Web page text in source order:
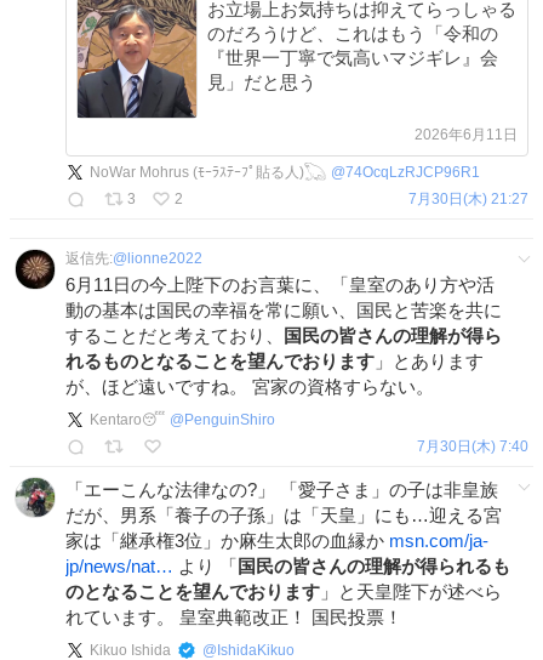
お立場上お気持ちは抑えてらっしゃる
のだろうけど、これはもう「令和の
『世界一丁寧で気高いマジギレ』会
見」だと思う
2026年6月11日
NoWar Mohrus (ﾓｰﾗｽﾃｰﾌﾟ貼る人)𓆏 @74OcqLzRJCP96R1
3
2 7月30日(木) 21:27
返信先:@ lionne2022
6月11日の今上陛下のお言葉に、「皇室のあり方や活
動の基本は国民の幸福を常に願い、国民と苦楽を共に
することだと考えており、
国民の皆さんの理解が得ら
れるものとなることを望んでおります 」とあります
が、ほど遠いですね。 宮家の資格すらない。
Kentaro😴 @ PenguinShiro
7月30日(木) 7:40
「エーこんな法律なの?」 「愛子さま」の子は非皇族
だが、男系「養子の子孫」は「天皇」にも…迎える宮
家は「継承権3位」か麻生太郎の血縁か msn.com/ja-
jp/news/nat… より 「国民の皆さんの理解が得られるも
のとなることを望んでおります 」と天皇陛下が述べら
れています。 皇室典範改正！ 国民投票！
Kikuo Ishida @ IshidaKikuo